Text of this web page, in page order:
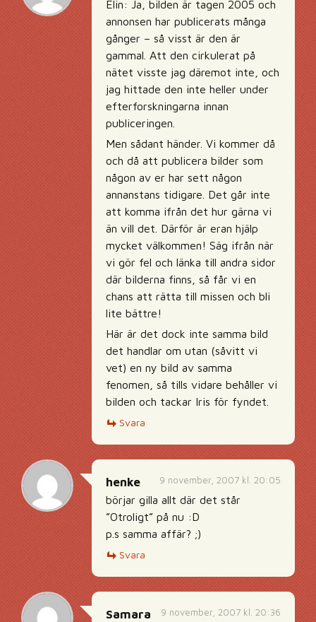
Elin: Ja, bilden är tagen 2005 och
annonsen har publicerats många
gånger – så visst är den är
gammal. Att den cirkulerat på
nätet visste jag däremot inte, och
jag hittade den inte heller under
efterforskningarna innan
publiceringen.
Men sådant händer. Vi kommer då
och då att publicera bilder som
någon av er har sett någon
annanstans tidigare. Det går inte
att komma ifrån det hur gärna vi
än vill det. Därför är eran hjälp
mycket välkommen! Säg ifrån när
vi gör fel och länka till andra sidor
där bilderna finns, så får vi en
chans att rätta till missen och bli
lite bättre!
Här är det dock inte samma bild
det handlar om utan (såvitt vi
vet) en ny bild av samma
fenomen, så tills vidare behåller vi
bilden och tackar Iris för fyndet.
Svara
9 november, 2007 kl. 20:05
henke
börjar gilla allt där det står
”Otroligt” på nu :D
p.s samma affär? ;)
Svara
9 november, 2007 kl. 20:36
Samara